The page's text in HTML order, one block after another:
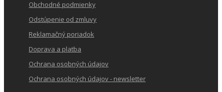
Obchodné podmienky
Odstúpenie od zmluvy
Reklamačný poriadok
Doprava a platba
Ochrana osobných údajov
Ochrana osobných údajov - newsletter